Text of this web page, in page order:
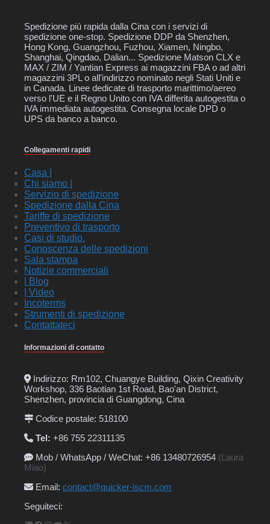
Spedizione più rapida dalla Cina con i servizi di
spedizione one-stop. Spedizione DDP da Shenzhen,
Hong Kong, Guangzhou, Fuzhou, Xiamen, Ningbo,
Shanghai, Qingdao, Dalian... Spedizione Matson CLX e
MAX / ZIM / Yantian Express ai magazzini FBA o ad altri
magazzini 3PL o all'indirizzo nominato negli Stati Uniti e
in Canada. Linee dedicate di trasporto marittimo/aereo
verso l'UE e il Regno Unito con IVA differita autogestita o
IVA immediata autogestita. Consegna locale DPD o
UPS da banco a banco.
Collegamenti rapidi
Casa |
Chi siamo |
Servizio di spedizione
Spedizione dalla Cina
Tariffe di spedizione
Preventivo di trasporto
Casi di studio.
Conoscenza delle spedizioni
Sala stampa
Notizie commerciali
| Blog
| Video
Incoterms
Strumenti di spedizione
Contattateci
Informazioni di contatto
Indirizzo: Rm102, Chuangye Building, Qixin Creativity
Workshop, 336 Baotian 1st Road, Bao'an District,
Shenzhen, provincia di Guangdong, Cina
Codice postale: 518100
Tel: +86 755 22311135
Mob / WhatsApp / WeChat: +86 13480726954 (Laura
Miao)
Email : contact@quicker-iscm.com
Seguiteci: